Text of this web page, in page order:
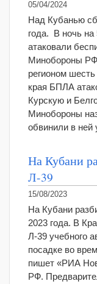
05/04/2024
Над Кубанью
года. В ночь на
атаковали
Минобороны
регионом
края БПЛА
Курскую и
Минобороны
обвинили в ней
На Кубани
Л-39
15/08/2023
На Кубани
2023 года. В
Л-39 учебного
посадке во
пишет «РИА
РФ.